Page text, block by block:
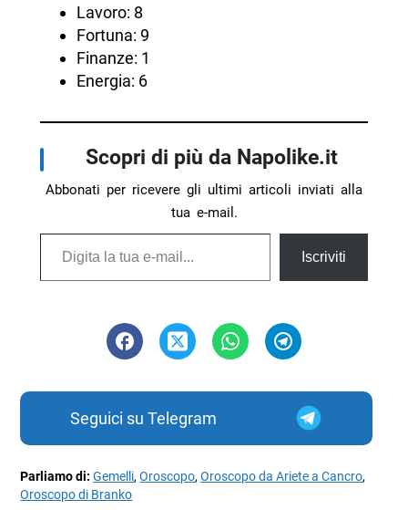
Lavoro: 8
Fortuna: 9
Finanze: 1
Energia: 6
Scopri di più da Napolike.it
Abbonati per ricevere gli ultimi articoli inviati alla
tua e-mail.
Digita la tua e-mail...
Iscriviti
Seguici su Telegram
Parliamo di:Gemelli,Oroscopo,Oroscopo da Ariete a Cancro,
Oroscopo di Branko